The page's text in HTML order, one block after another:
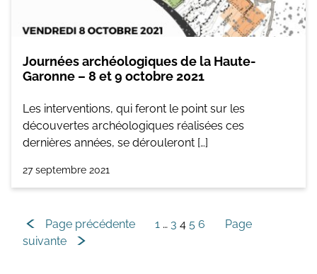
Journées archéologiques de la Haute-
Garonne – 8 et 9 octobre 2021
Les interventions, qui feront le point sur les
découvertes archéologiques réalisées ces
dernières années, se dérouleront […]
27 septembre 2021
Navigation
Page précédente 1 … 3 4 5 6
Page
suivante